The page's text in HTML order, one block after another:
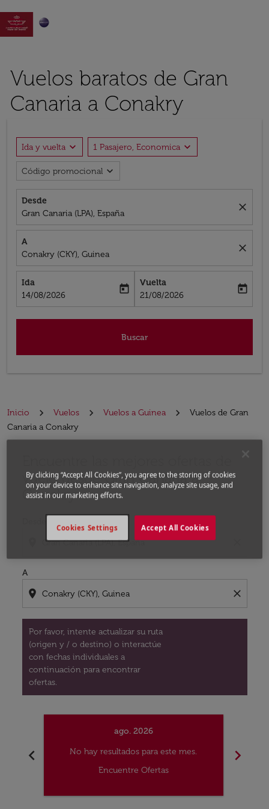

Vuelos baratos de Gran
Canaria a Conakry
Ida y vuelta expand_more 1 Pasajero, Economica expand_more
Código promocional expand_more
Desde
Gran Canaria (LPA), España
close
A
Conakry (CKY), Guinea
close
Ida
fc-booking-departure-date-aria-label
14/08/2026
today
Vuelta
fc-booking-return-date-aria-label
21/08/2026
today
Buscar
Inicio Vuelos Vuelos a Guinea
Vuelos de Gran
Canaria a Conakry
vuelo desde Gran Canaria a
Conakry
A
location_on close
Por favor, intente actualizar su ruta
(origen y / o destino) o interactúe
con fechas individuales a
continuación para encontrar
ofertas.
chevron_left
ago. 2026
No hay resultados para este mes.
Encuentre Ofertas
chevron_right
By clicking “Accept All Cookies”, you agree to the storing of cookies
on your device to enhance site navigation, analyze site usage, and
assist in our marketing efforts.
Accept All Cookies
Cookies Settings